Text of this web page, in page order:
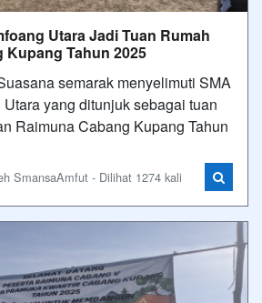
Utara Jadi Tuan Rumah
Kupang Tahun 2025
semarak menyelimuti SMA
yang ditunjuk sebagai tuan
Raimuna Cabang Kupang Tahun
SmansaAmfut - Dilihat 1274 kali